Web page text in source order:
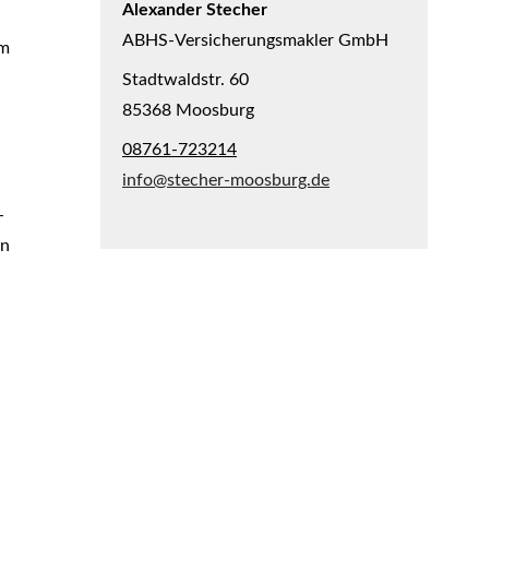
Alexander Stecher
ABHS-Ver­sicherungs­makler GmbH
Stadtwaldstr. 60
85368 Moosburg
08761-723214
info@stecher-moosburg.de